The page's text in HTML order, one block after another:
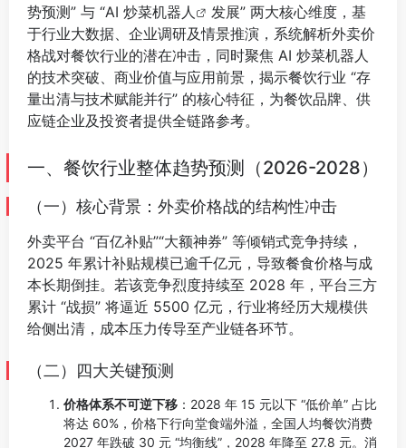
势预测” 与 “AI 炒菜机器人
发展” 两大核心维度，基
于行业大数据、企业调研及情景推演，系统解析外卖价
格战对餐饮行业的潜在冲击，同时聚焦 AI 炒菜机器人
的技术突破、商业价值与应用前景，揭示餐饮行业 “存
量出清与技术赋能并行” 的核心特征，为餐饮品牌、供
应链企业及投资者提供全链路参考。
一、餐饮行业整体趋势预测（2026-2028）
（一）核心背景：外卖价格战的结构性冲击
外卖平台 “百亿补贴”“大额神券” 等倾销式竞争持续，
2025 年累计补贴规模已逾千亿元，导致餐食价格与成
本长期倒挂。若该竞争烈度持续至 2028 年，平台三方
累计 “战损” 将逼近 5500 亿元，行业将经历大规模供
给侧出清，成本压力传导至产业链各环节。
（二）四大关键预测
价格体系不可逆下移 ：2028 年 15 元以下 “低价单” 占比
将达 60%，价格下行向堂食端外溢，全国人均餐饮消费
2027 年跌破 30 元 “均衡线”，2028 年降至 27.8 元。消